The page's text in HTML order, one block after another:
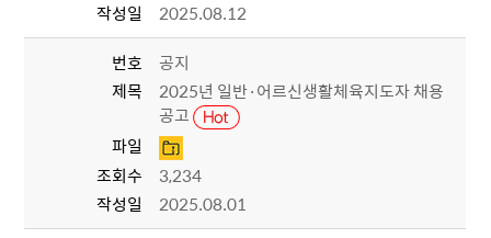
작성일
2025.08.12
번호
공지
제목
2025년 일반·어르신생활체육지도자 채용
공고
파일
조회수
3,234
작성일
2025.08.01